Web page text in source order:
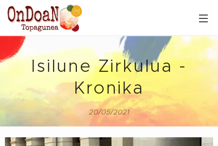
Isilune Zirkulua -
Kronika
20/05/2021